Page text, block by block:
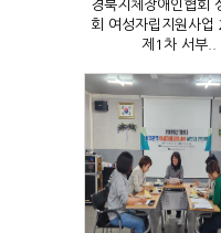
제1차 서부..